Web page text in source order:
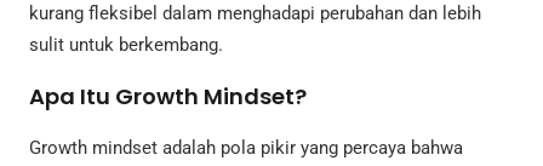
kurang fleksibel dalam menghadapi perubahan dan lebih
sulit untuk berkembang.
Apa Itu Growth Mindset?
Growth mindset adalah pola pikir yang percaya bahwa